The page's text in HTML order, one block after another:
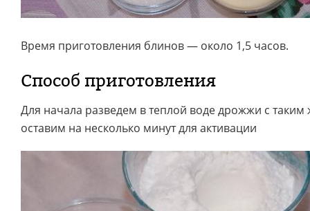
Время приготовления блинов — около 1,5 часов.
Способ приготовления
Для начала разведем в теплой воде дрожжи с таким
оставим на несколько минут для активации